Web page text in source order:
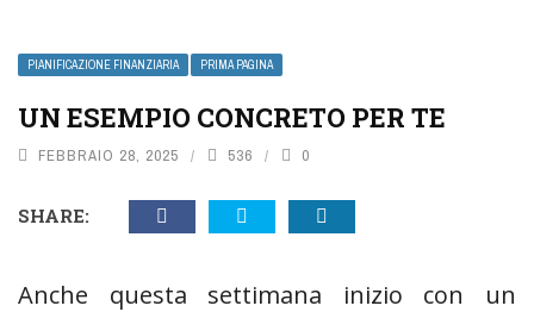
PIANIFICAZIONE FINANZIARIA PRIMA PAGINA
UN ESEMPIO CONCRETO PER TE
FEBBRAIO 28, 2025 536 0
SHARE:
Anche questa settimana inizio con un